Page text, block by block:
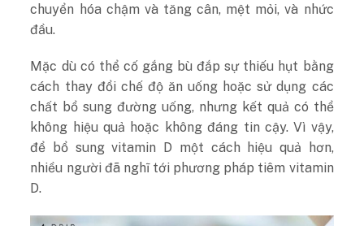
chuyển hóa chậm và tăng cân, mệt mỏi, và nhức
đầu.
Mặc dù có thể cố gắng bù đắp sự thiếu hụt bằng
cách thay đổi chế độ ăn uống hoặc sử dụng các
chất bổ sung đường uống, nhưng kết quả có thể
không hiệu quả hoặc không đáng tin cậy. Vì vậy,
để bổ sung vitamin D một cách hiệu quả hơn,
nhiều người đã nghĩ tới phương pháp tiêm vitamin
D.